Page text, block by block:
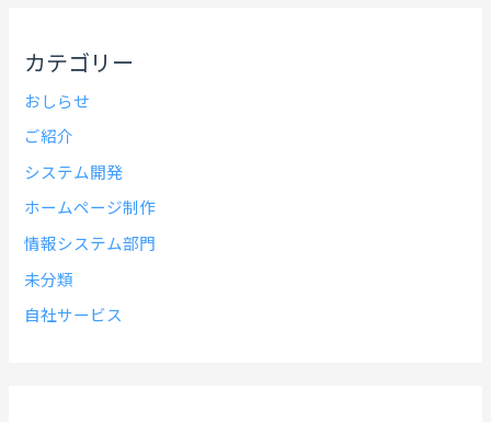
カテゴリー
おしらせ
ご紹介
システム開発
ホームページ制作
情報システム部門
未分類
自社サービス